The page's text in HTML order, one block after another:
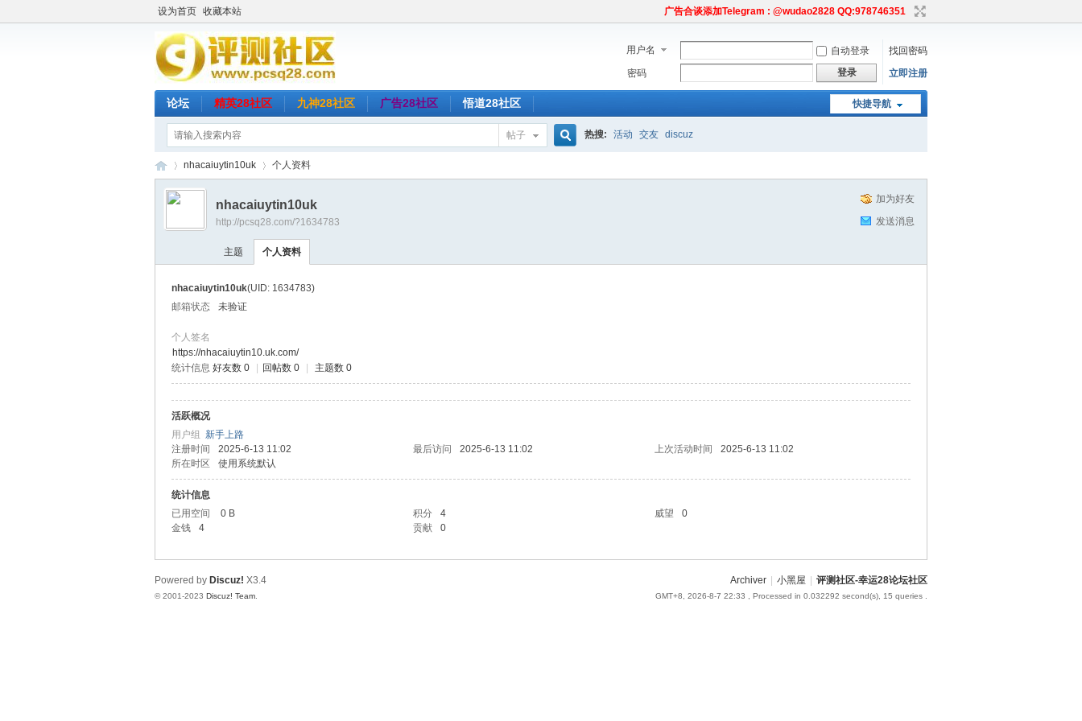
设为首页 收藏本站 广告合谈添加Telegram : @wudao2828 QQ:978746351
用户名 自动登录
找回密码
密码
登录 立即注册
快捷导航
论坛 精英28社区 九神28社区 广告28社区 悟道28社区
帖子 热搜: 活动 交友 discuz
›
nhacaiuytin10uk 个人资料
加为好友
发送消息
nhacaiuytin10uk
http://pcsq28.com/?1634783
主题 个人资料
nhacaiuytin10uk(UID: 1634783)
邮箱状态
未验证
个人签名
https://nhacaiuytin10.uk.com/
统计信息 好友数 0 回帖数 0 主题数 0
活跃概况
用户组 新手上路
注册时间
2025-6-13 11:02 最后访问 2025-6-13 11:02 上次活动时间
2025-6-13 11:02
所在时区
使用系统默认
统计信息
已用空间
0 B 积分 4 威望
0
金钱
4 贡献 0
Archiver 小黑屋 评测社区-幸运28论坛社区
GMT+8, 2026-8-7 22:33 , Processed in 0.032292 second(s), 15 queries .
Powered by Discuz! X3.4
© 2001-2023 Discuz! Team